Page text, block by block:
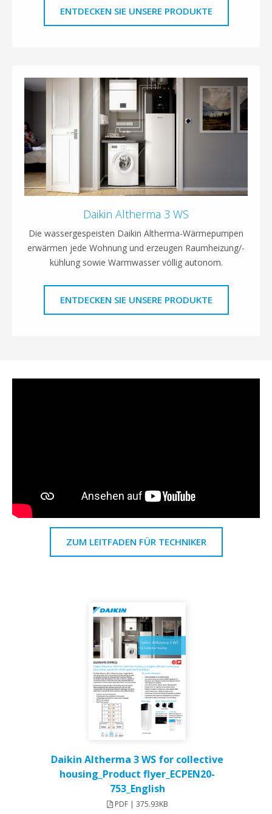
ENTDECKEN SIE UNSERE PRODUKTE
Daikin Altherma 3 WS
Die wassergespeisten Daikin Altherma-Wärmepumpen
erwärmen jede Wohnung und erzeugen Raumheizung/-
kühlung sowie Warmwasser völlig autonom.
ENTDECKEN SIE UNSERE PRODUKTE
ZUM LEITFADEN FÜR TECHNIKER
Daikin Altherma 3 WS for collective
housing_Product flyer_ECPEN20-
753_English
PDF | 375.93KB